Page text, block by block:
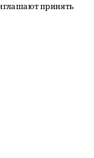
принять